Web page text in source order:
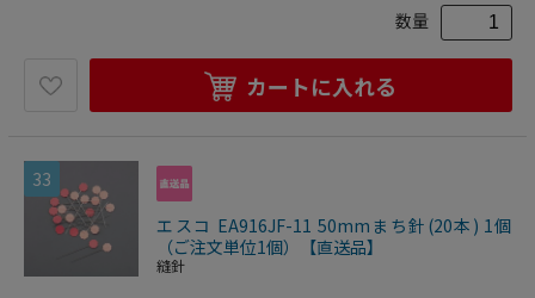
数量
カートに入れる
33
エスコ EA916JF-11 50mmまち針(20本) 1個
（ご注文単位1個）【直送品】
縫針